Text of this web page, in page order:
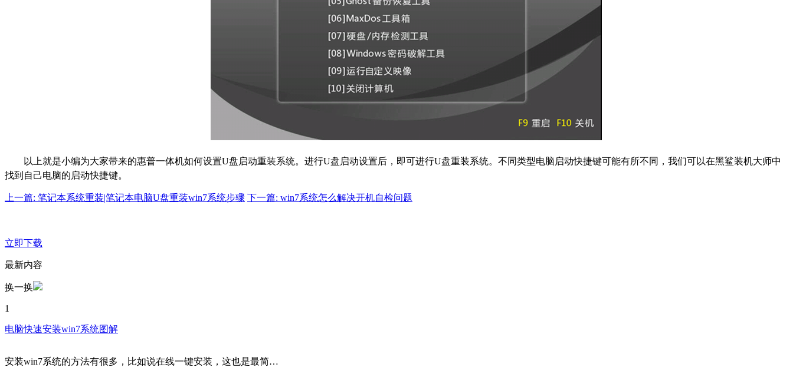
以上就是小编为大家带来的惠普一体机如何设置U盘启动重装系统。进行U盘启动设置后，即可进行U盘重装系统。不同类型电脑启动快捷键可能有所不同，我们可以在黑鲨装机大师中
找到自己电脑的启动快捷键。
上一篇: 笔记本系统重装|笔记本电脑U盘重装win7系统步骤 下一篇: win7系统怎么解决开机自检问题
立即下载
最新内容
换一换
1
电脑快速安装win7系统图解
安装win7系统的方法有很多，比如说在线一键安装，这也是最简…